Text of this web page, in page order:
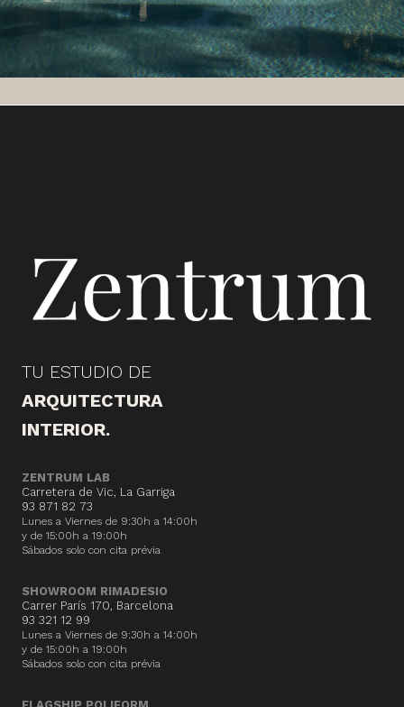
TU ESTUDIO DE
ARQUITECTURA
INTERIOR.
ZENTRUM LAB
Carretera de Vic, La Garriga
93 871 82 73
Lunes a Viernes de 9:30h a 14:00h
y de 15:00h a 19:00h
Sábados solo con cita prévia
SHOWROOM RIMADESIO
Carrer París 170, Barcelona
93 321 12 99
Lunes a Viernes de 9:30h a 14:00h
y de 15:00h a 19:00h
Sábados solo con cita prévia